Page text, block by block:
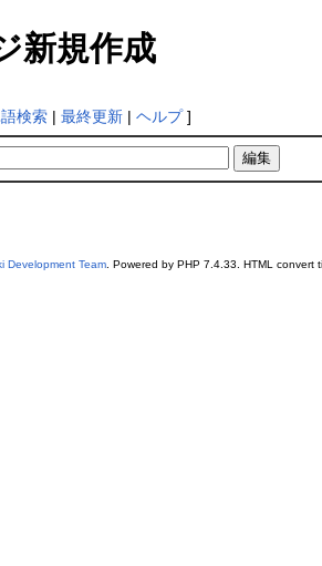
新規作成
検索| 最終更新| ヘルプ]
Development Team. Powered by PHP 7.4.33. HTML convert